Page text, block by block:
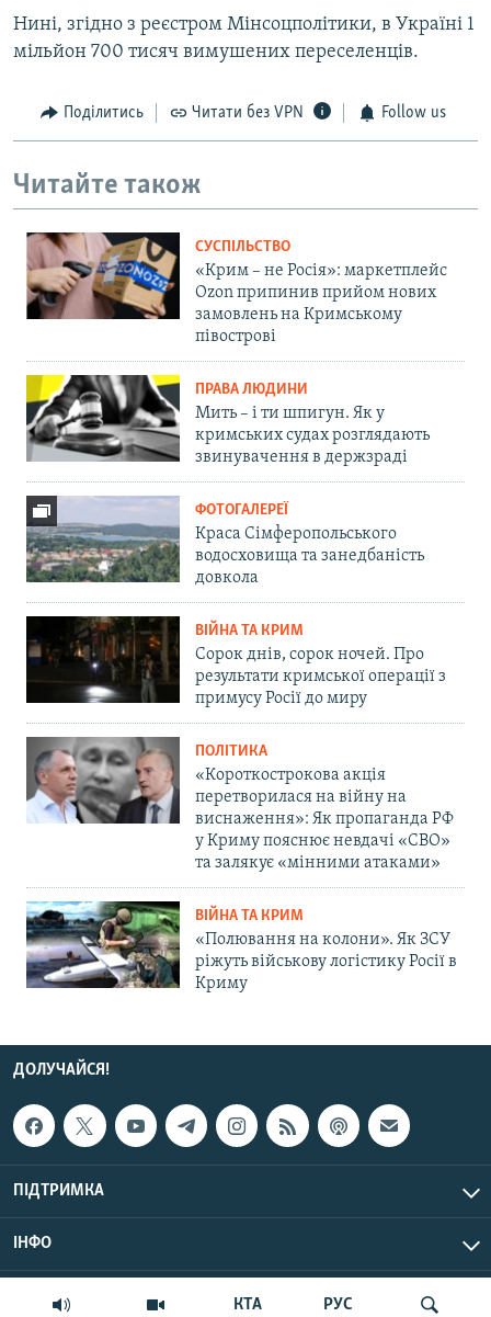
КТА РУС
Нині, згідно з реєстром Мінсоцполітики, в Україні 1
мільйон 700 тисяч вимушених переселенців.
Поділитись Читати без VPN Follow us
Читайте також
СУСПІЛЬСТВО
«Крим – не Росія»: маркетплейс
Ozon припинив прийом нових
замовлень на Кримському
півострові
ПРАВА ЛЮДИНИ
Мить – і ти шпигун. Як у
кримських судах розглядають
звинувачення в держзраді
ФОТОГАЛЕРЕЇ
Краса Сімферопольського
водосховища та занедбаність
довкола
ВІЙНА ТА КРИМ
Сорок днів, сорок ночей. Про
результати кримської операції з
примусу Росії до миру
ПОЛІТИКА
«Короткострокова акція
перетворилася на війну на
виснаження»: Як пропаганда РФ
у Криму пояснює невдачі «СВО»
та залякує «мінними атаками»
ВІЙНА ТА КРИМ
«Полювання на колони». Як ЗСУ
ріжуть військову логістику Росії в
Криму
ДОЛУЧАЙСЯ!
ПІДТРИМКА
ІНФО
© Крим.Реалії, 2026 | Усі права застережено.